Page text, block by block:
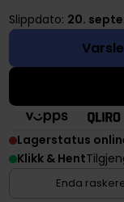
Slippdato: 20.
Lagerstatus
Klikk & Hent
Enda